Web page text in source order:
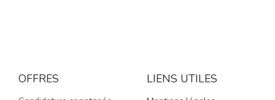
OFFRES LIENS UTILES